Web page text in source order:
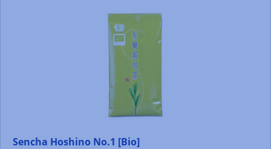
Sencha Hoshino No.1 [Bio]